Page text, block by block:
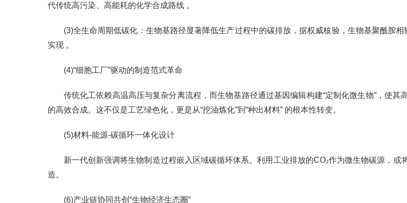
代传统高污染、高能耗的化学合成路线 。
(3)全生命周期低碳化：生物基路径显著降低生产过程中的碳排放，据权威核验，生物基聚酰胺
实现 。
(4)“细胞工厂”驱动的制造范式革命
传统化工依赖高温高压与复杂分离流程，而生物基路径通过基因编辑构建“定制化微生物”，使
的高效合成。这不仅是工艺绿色化，更是从“挖油炼化”到“种出材料” 的根本性转变。
(5)材料-能源-碳循环一体化设计
新一代创新强调将生物制造过程嵌入区域碳循环体系。利用工业排放的CO₂作为微生物碳源，
造。
(6)产业链协同共创“生物经济生态圈”